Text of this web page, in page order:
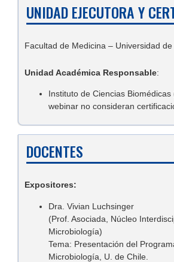
UNIDAD EJECUTORA Y
Facultad de Medicina – Universidad de
Unidad Académica Responsable:
Instituto de Ciencias Biomédicas
webinar no consideran
DOCENTES
Expositores:
Dra. Vivian Luchsinger
(Prof. Asociada, Núcleo
Microbiología)
Tema: Presentación del
Microbiología, U. de Chile.